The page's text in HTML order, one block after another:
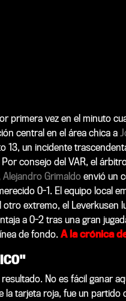
primera vez en el minuto
central en el área chica a
un incidente
consejo del VAR, el
Alejandro Grimaldoenvió un
0-1. El equipo local
extremo, el Leverkusen
a 0-2 tras una gran
de fondo. A la crónica
No es fácil ganar
tarjeta roja, fue un partido